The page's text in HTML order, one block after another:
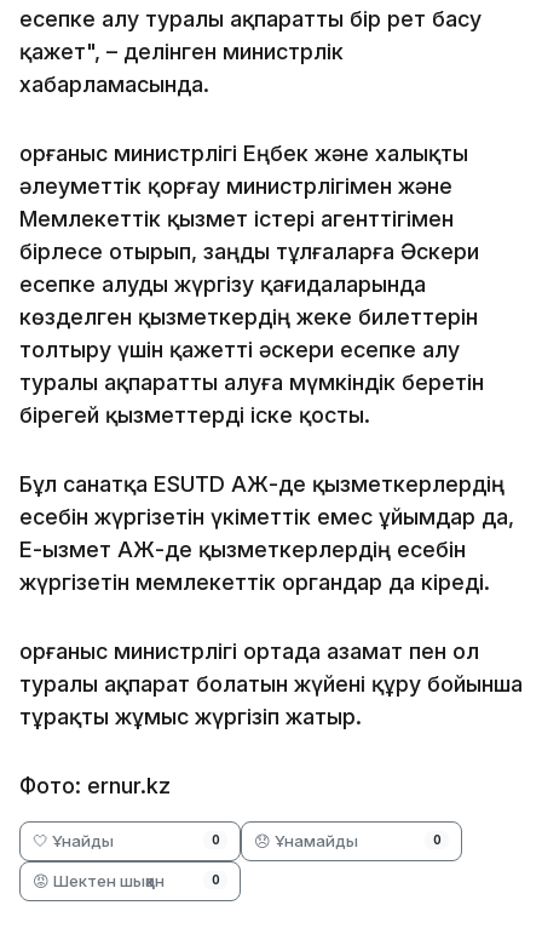
есепке алу туралы ақпаратты бір рет басу
қажет", – делінген министрлік
хабарламасында.
Қорғаныс министрлігі Еңбек және халықты
әлеуметтік қорғау министрлігімен және
Мемлекеттік қызмет істері агенттігімен
бірлесе отырып, заңды тұлғаларға Әскери
есепке алуды жүргізу қағидаларында
көзделген қызметкердің жеке билеттерін
толтыру үшін қажетті әскери есепке алу
туралы ақпаратты алуға мүмкіндік беретін
бірегей қызметтерді іске қосты.
Бұл санатқа ESUTD АЖ-де қызметкерлердің
есебін жүргізетін үкіметтік емес ұйымдар да,
Е-Қызмет АЖ-де қызметкерлердің есебін
жүргізетін мемлекеттік органдар да кіреді.
Қорғаныс министрлігі ортада азамат пен ол
туралы ақпарат болатын жүйені құру бойынша
тұрақты жұмыс жүргізіп жатыр.
Фото: ernur.kz
🤍 Ұнайды 0 😞 Ұнамайды 0
😡 Шектен шыққан 0